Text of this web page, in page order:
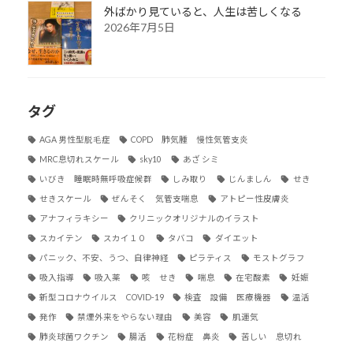
外ばかり見ていると、人生は苦しくなる
2026年7月5日
タグ
AGA 男性型脱毛症 COPD 肺気腫 慢性気管支炎
MRC息切れスケール sky10 あざ シミ
いびき 睡眠時無呼吸症候群 しみ取り じんましん せき
せきスケール ぜんそく 気管支喘息 アトピー性皮膚炎
アナフィラキシー クリニックオリジナルのイラスト
スカイテン スカイ１０ タバコ ダイエット
パニック、不安、うつ、自律神経 ピラティス モストグラフ
吸入指導 吸入薬 咳 せき 喘息 在宅酸素 妊娠
新型コロナウイルス COVID-19 検査 設備 医療機器 温活
発作 禁煙外来をやらない理由 美容 肌運気
肺炎球菌ワクチン 腸活 花粉症 鼻炎 苦しい 息切れ